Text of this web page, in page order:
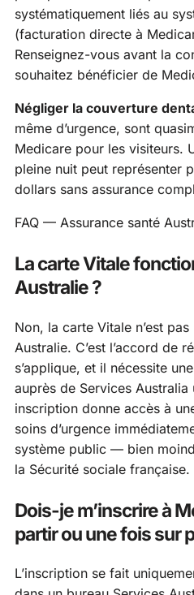
systématiquement liés au
(facturation directe à
Renseignez-vous avant la
souhaitez bénéficier de
Négliger la couverture
même d’urgence, sont
Medicare pour les visiteurs.
pleine nuit peut représenter
dollars sans assurance
FAQ — Assurance santé
La carte Vitale
Australie ?
Non, la carte Vitale n’est
Australie. C’est l’accord de
s’applique, et il nécessite
auprès de Services
inscription donne accès à
soins d’urgence
système public — bien
la Sécurité sociale française.
Dois-je m’inscrire à
partir ou une fois sur
L’inscription se fait